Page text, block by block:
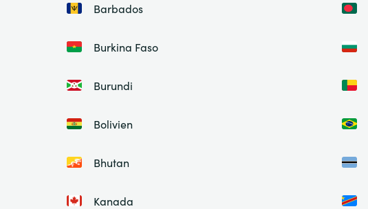
Barbados
Burkina Faso
Burundi
Bolivien
Bhutan
Kanada